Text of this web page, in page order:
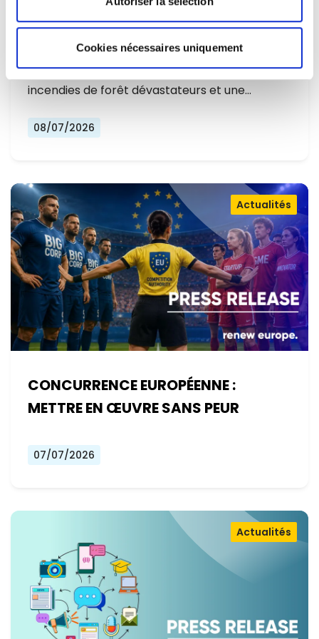
Cookies nécessaires uniquement
L'EUROPE NE PEUT PLUS SE
CONTENTER DE RÉAGIR ET DOIT SE
PRÉPARER
Alors que l'Europe connaît un nouvel été
marqué par des températures record, des
incendies de forêt dévastateurs et une…
08/07/2026
CONCURRENCE EUROPÉENNE :
METTRE EN ŒUVRE SANS PEUR
Actualités
07/07/2026
Actualités